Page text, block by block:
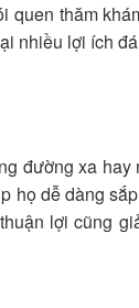
quen thăm
nhiều lợi ích
đường xa hay
họ dễ dàng
lợi cũng